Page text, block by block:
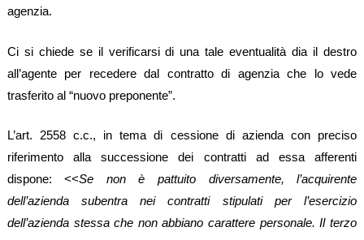
agenzia.
Ci si chiede se il verificarsi di una tale eventualità dia il destro
all’agente per recedere dal contratto di agenzia che lo vede
trasferito al “nuovo preponente”.
L’art. 2558 c.c., in tema di cessione di azienda con preciso
riferimento alla successione dei contratti ad essa afferenti
dispone: <<Se non è pattuito diversamente, l’acquirente
dell’azienda subentra nei contratti stipulati per l’esercizio
dell’azienda stessa che non abbiano carattere personale. Il terzo